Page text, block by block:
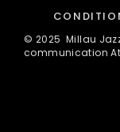
© 2025 Millau
communication